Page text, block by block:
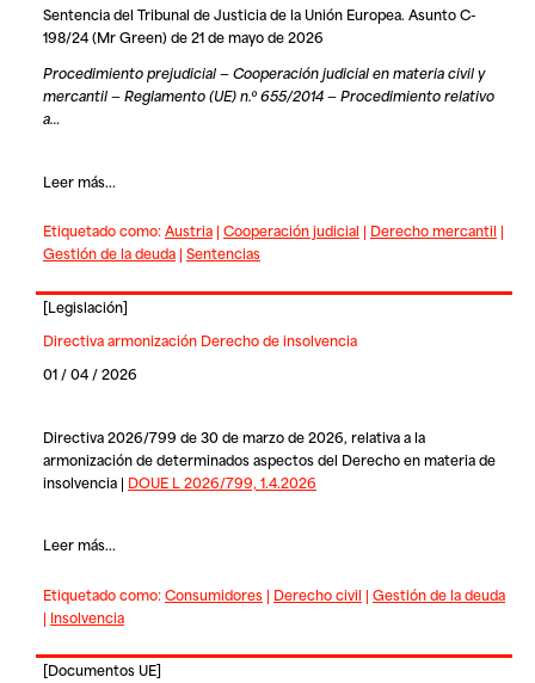
Sentencia del Tribunal de Justicia de la Unión Europea. Asunto C-
198/24 (Mr Green) de 21 de mayo de 2026
Procedimiento prejudicial — Cooperación judicial en materia civil y
mercantil — Reglamento (UE) n.º 655/2014 — Procedimiento relativo
a…
Leer más...
Etiquetado como:Austria| Cooperación judicial | Derecho mercantil |
Gestión de la deuda| Sentencias
[Legislación]
Directiva armonización Derecho de insolvencia
01 / 04 / 2026
Directiva 2026/799 de 30 de marzo de 2026, relativa a la
armonización de determinados aspectos del Derecho en materia de
insolvencia | DOUE L 2026/799, 1.4.2026
Leer más...
Etiquetado como:Consumidores| Derecho civil | Gestión de la deuda
| Insolvencia
[Documentos UE]